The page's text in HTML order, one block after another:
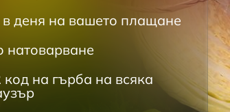
деня на вашето плащане
натоварване
на гърба на всяка